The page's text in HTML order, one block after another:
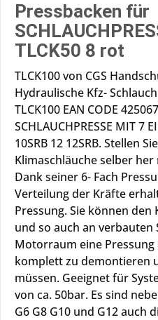
Pressbacken für
TLCK50 8 rot
TLCK100 von CGS
Hydraulische Kfz-
TLCK100 EAN CODE
SCHLAUCHPRESSE MIT 7
10SRB 12 12SRB. Stellen
Klimaschläuche selber her
Dank seiner 6- Fach
Verteilung der Kräfte
Pressung. Sie können
und so auch an verbauten
Motorraum eine
komplett zu demontieren
müssen. Geeignet für
von ca. 50bar. Es sind
G6 G8 G10 und G12 auch